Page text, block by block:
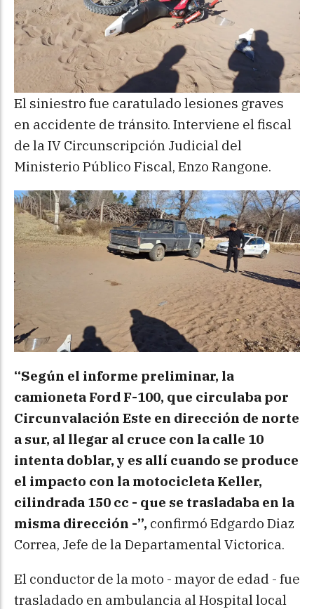
El siniestro fue caratulado lesiones graves
en accidente de tránsito. Interviene el fiscal
de la IV Circunscripción Judicial del
Ministerio Público Fiscal, Enzo Rangone.
“Según el informe preliminar, la
camioneta Ford F-100, que circulaba por
Circunvalación Este en dirección de norte
a sur, al llegar al cruce con la calle 10
intenta doblar, y es allí cuando se produce
el impacto con la motocicleta Keller,
cilindrada 150 cc - que se trasladaba en la
misma dirección -”, confirmó Edgardo Diaz
Correa, Jefe de la Departamental Victorica.
El conductor de la moto - mayor de edad - fue
trasladado en ambulancia al Hospital local